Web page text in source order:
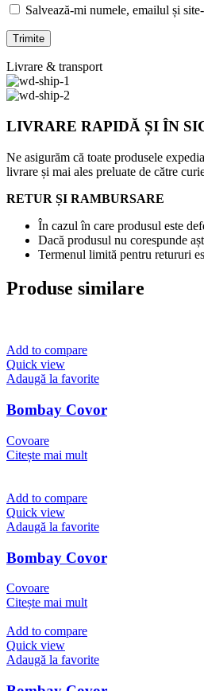
Salvează-mi numele, emailul și
Livrare & transport
LIVRARE RAPIDĂ ȘI ÎN
Ne asigurăm că toate produsele
livrare și mai ales preluate de către
RETUR ȘI RAMBURSARE
În cazul în care produsul este
Dacă produsul nu corespunde
Termenul limită pentru retururi
Produse similare
Add to compare
Quick view
Adaugă la favorite
Bombay Covor
Covoare
Citește mai mult
Add to compare
Quick view
Adaugă la favorite
Bombay Covor
Covoare
Citește mai mult
Add to compare
Quick view
Adaugă la favorite